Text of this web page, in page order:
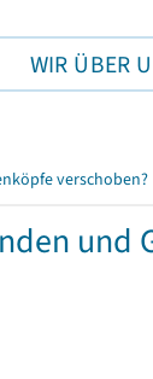
WIR ÜBER
verschoben?
und